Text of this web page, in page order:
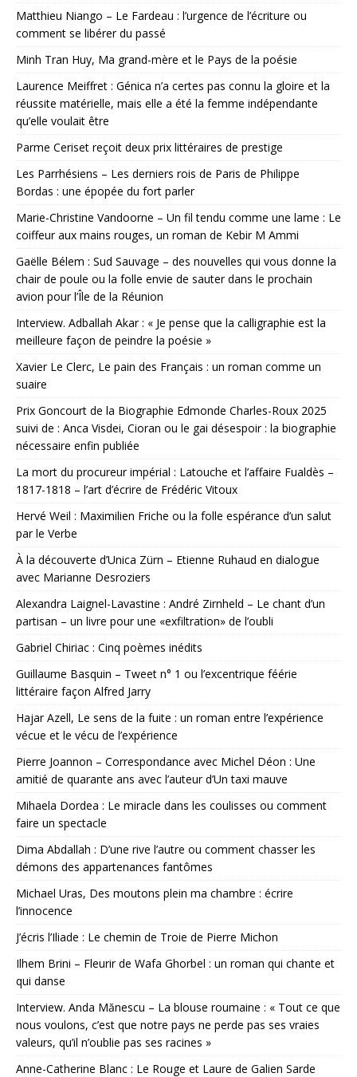
Matthieu Niango – Le Fardeau : l’urgence de l’écriture ou
comment se libérer du passé
Minh Tran Huy, Ma grand-mère et le Pays de la poésie
Laurence Meiffret : Génica n’a certes pas connu la gloire et la
réussite matérielle, mais elle a été la femme indépendante
qu’elle voulait être
Parme Ceriset reçoit deux prix littéraires de prestige
Les Parrhésiens – Les derniers rois de Paris de Philippe
Bordas : une épopée du fort parler
Marie-Christine Vandoorne – Un fil tendu comme une lame : Le
coiffeur aux mains rouges, un roman de Kebir M Ammi
Gaëlle Bélem : Sud Sauvage – des nouvelles qui vous donne la
chair de poule ou la folle envie de sauter dans le prochain
avion pour l’Île de la Réunion
Interview. Adballah Akar : « Je pense que la calligraphie est la
meilleure façon de peindre la poésie »
Xavier Le Clerc, Le pain des Français : un roman comme un
suaire
Prix Goncourt de la Biographie Edmonde Charles-Roux 2025
suivi de : Anca Visdei, Cioran ou le gai désespoir : la biographie
nécessaire enfin publiée
La mort du procureur impérial : Latouche et l’affaire Fualdès –
1817-1818 – l’art d’écrire de Frédéric Vitoux
Hervé Weil : Maximilien Friche ou la folle espérance d’un salut
par le Verbe
À la découverte d’Unica Zürn – Etienne Ruhaud en dialogue
avec Marianne Desroziers
Alexandra Laignel-Lavastine : André Zirnheld – Le chant d’un
partisan – un livre pour une «exfiltration» de l’oubli
Gabriel Chiriac : Cinq poèmes inédits
Guillaume Basquin – Tweet n° 1 ou l’excentrique féérie
littéraire façon Alfred Jarry
Hajar Azell, Le sens de la fuite : un roman entre l’expérience
vécue et le vécu de l’expérience
Pierre Joannon – Correspondance avec Michel Déon : Une
amitié de quarante ans avec l’auteur d’Un taxi mauve
Mihaela Dordea : Le miracle dans les coulisses ou comment
faire un spectacle
Dima Abdallah : D’une rive l’autre ou comment chasser les
démons des appartenances fantômes
Michael Uras, Des moutons plein ma chambre : écrire
l’innocence
J’écris l’Iliade : Le chemin de Troie de Pierre Michon
Ilhem Brini – Fleurir de Wafa Ghorbel : un roman qui chante et
qui danse
Interview. Anda Mănescu – La blouse roumaine : « Tout ce que
nous voulons, c’est que notre pays ne perde pas ses vraies
valeurs, qu’il n’oublie pas ses racines »
Anne-Catherine Blanc : Le Rouge et Laure de Galien Sarde